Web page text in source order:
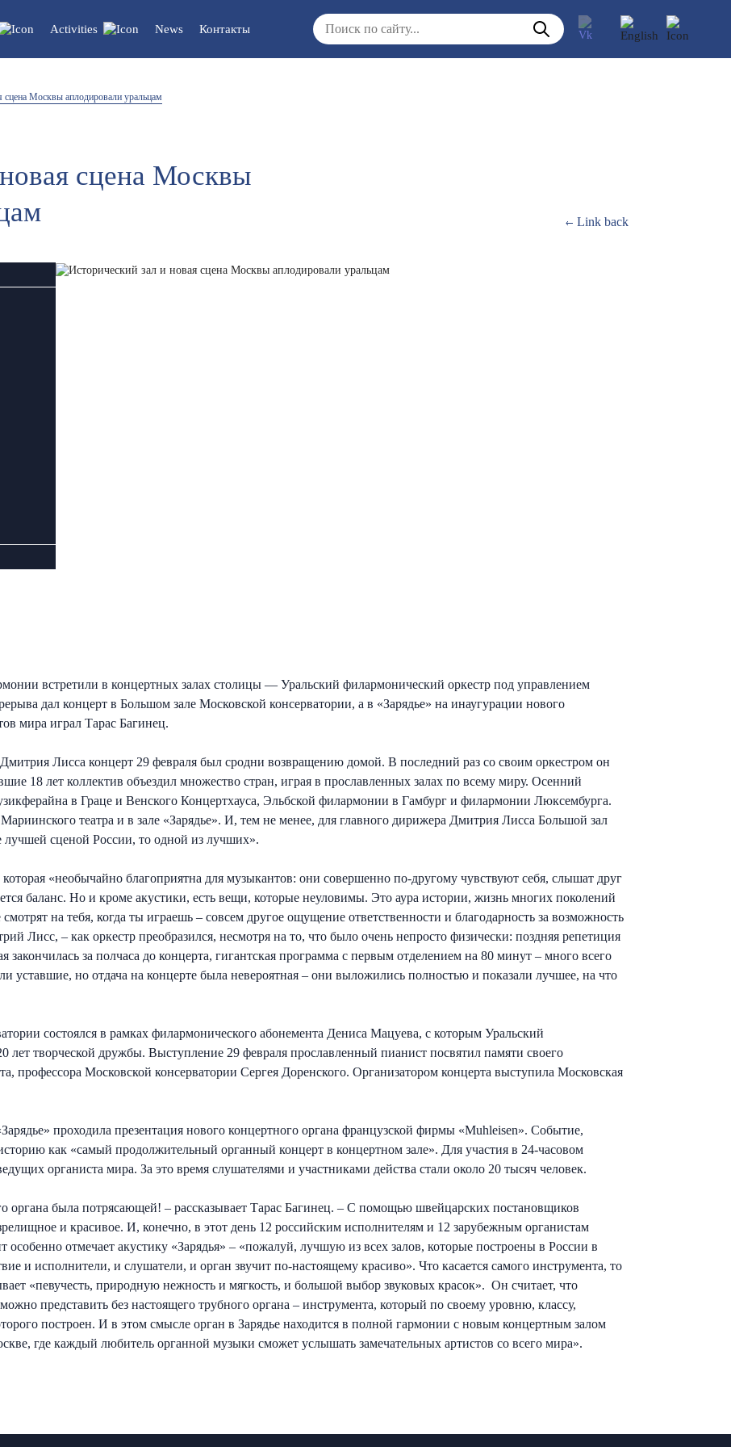
updates
Activities
Vacancies
News Контакты
сцена Москвы аплодировали уральцам
сцена Москвы
Link back
встретили в концертных залах столицы — Уральский филармонический оркестр под управлением
дал концерт в Большом зале Московской консерватории, а в «Зарядье» на инаугурации нового
мира играл Тарас Багинец.
Лисса концерт 29 февраля был сродни возвращению домой. В последний раз со своим оркестром он
18 лет коллектив объездил множество стран, играя в прославленных залах по всему миру. Осенний
в Граце и Венского Концертхауса, Эльбской филармонии в Гамбург и филармонии Люксембурга.
театра и в зале «Зарядье». И, тем не менее, для главного дирижера Дмитрия Лисса Большой зал
лучшей сценой России, то одной из лучших».
«необычайно благоприятна для музыкантов: они совершенно по-другому чувствуют себя, слышат друг
баланс. Но и кроме акустики, есть вещи, которые неуловимы. Это аура истории, жизнь многих поколений
на тебя, когда ты играешь – совсем другое ощущение ответственности и благодарность за возможность
Лисс, – как оркестр преобразился, несмотря на то, что было очень непросто физически: поздняя репетиция
закончилась за полчаса до концерта, гигантская программа с первым отделением на 80 минут – много всего
уставшие, но отдача на концерте была невероятная – они выложились полностью и показали лучшее, на что
состоялся в рамках филармонического абонемента Дениса Мацуева, с которым Уральский
лет творческой дружбы. Выступление 29 февраля прославленный пианист посвятил памяти своего
профессора Московской консерватории Сергея Доренского. Организатором концерта выступила Московская
проходила презентация нового концертного органа французской фирмы «Muhleisen». Событие,
как «самый продолжительный органный концерт в концертном зале». Для участия в 24-часовом
органиста мира. За это время слушателями и участниками действа стали около 20 тысяч человек.
органа была потрясающей! – рассказывает Тарас Багинец. – С помощью швейцарских постановщиков
и красивое. И, конечно, в этот день 12 российским исполнителям и 12 зарубежным органистам
отмечает акустику «Зарядья» – «пожалуй, лучшую из всех залов, которые построены в России в
и исполнители, и слушатели, и орган звучит по-настоящему красиво». Что касается самого инструмента, то
«певучесть, природную нежность и мягкость, и большой выбор звуковых красок». Он считает, что
представить без настоящего трубного органа – инструмента, который по своему уровню, классу,
построен. И в этом смысле орган в Зарядье находится в полной гармонии с новым концертным залом
где каждый любитель органной музыки сможет услышать замечательных артистов со всего мира».